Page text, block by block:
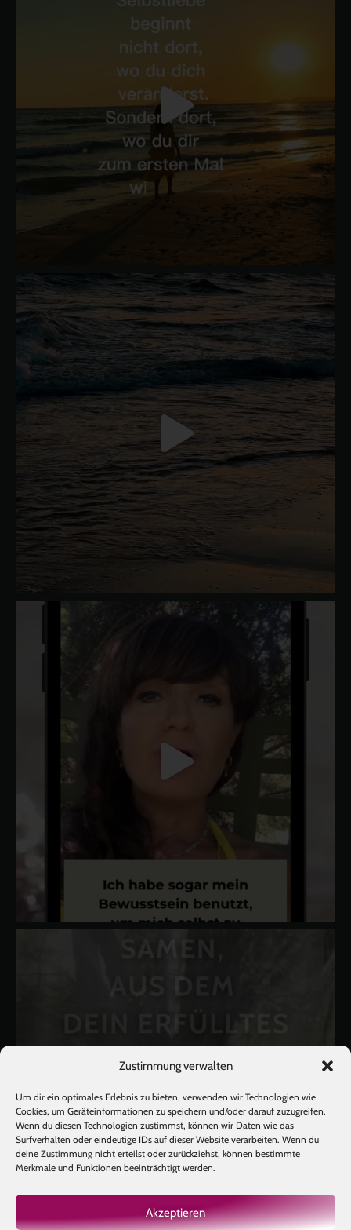
Zustimmung verwalten
Um dir ein optimales Erlebnis zu bieten, verwenden wir Technologien wie
Cookies, um Geräteinformationen zu speichern und/oder darauf zuzugreifen.
Wenn du diesen Technologien zustimmst, können wir Daten wie das
Surfverhalten oder eindeutige IDs auf dieser Website verarbeiten. Wenn du
deine Zustimmung nicht erteilst oder zurückziehst, können bestimmte
Merkmale und Funktionen beeinträchtigt werden.
Akzeptieren